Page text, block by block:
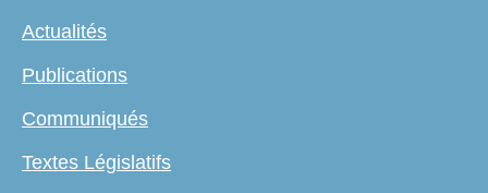
Actualités
Publications
Communiqués
Textes Législatifs